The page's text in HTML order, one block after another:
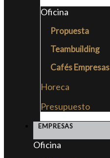
Oficina
Propuesta
Teambuilding
Cafés Empresas
Horeca
Presupuesto
EMPRESAS
Oficina